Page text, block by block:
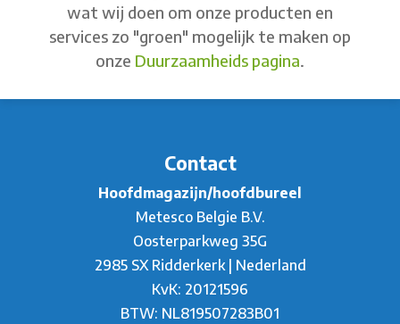
wat wij doen om onze producten en
services zo "groen" mogelijk te maken op
onze Duurzaamheids pagina.
Contact
Hoofdmagazijn/hoofdbureel
Metesco Belgie B.V.
Oosterparkweg 35G
2985 SX Ridderkerk | Nederland
KvK: 20121596
BTW: NL819507283B01